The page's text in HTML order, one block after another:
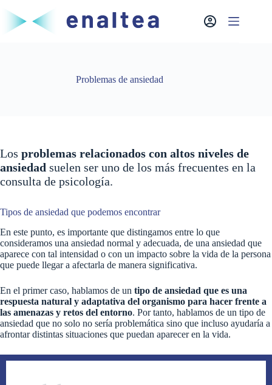
contenido
Problemas de ansiedad
Los problemas relacionados con altos niveles de
ansiedad suelen ser uno de los más frecuentes en la
consulta de psicología.
Tipos de ansiedad que podemos encontrar
En este punto, es importante que distingamos entre lo que
consideramos una ansiedad normal y adecuada, de una ansiedad que
aparece con tal intensidad o con un impacto sobre la vida de la persona
que puede llegar a afectarla de manera significativa.
En el primer caso, hablamos de un tipo de ansiedad que es una
respuesta natural y adaptativa del organismo para hacer frente a
las amenazas y retos del entorno. Por tanto, hablamos de un tipo de
ansiedad que no solo no sería problemática sino que incluso ayudaría a
afrontar distintas situaciones que puedan aparecer en la vida.